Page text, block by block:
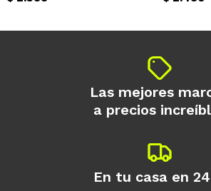
Las mejores
a precios
En tu casa en